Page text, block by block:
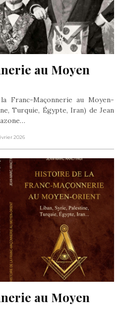
au Moyen
Franc-Maçonnerie au Moyen-
Turquie, Égypte, Iran) de Jean
2026
au Moyen